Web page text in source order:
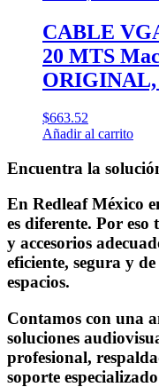
CABLE
20 MTS
ORIGINAL,
$663.52
Añadir al carrito
Encuentra la
En Redleaf México
es diferente. Por eso
y accesorios
eficiente, segura y
espacios.
Contamos con una
soluciones
profesional,
soporte